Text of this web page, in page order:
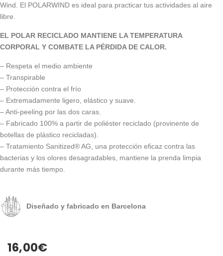
Wind. El POLARWIND es ideal para practicar tus actividades al aire
libre.
EL POLAR RECICLADO MANTIENE LA TEMPERATURA
CORPORAL Y COMBATE LA PÉRDIDA DE CALOR.
– Respeta el medio ambiente
– Transpirable
– Protección contra el frío
– Extremadamente ligero, elástico y suave.
– Anti-peeling por las dos caras.
– Fabricado 100% a partir de poliéster reciclado (provinente de
botellas de plástico recicladas).
– Tratamiento Sanitized® AG, una protección eficaz contra las
bacterias y los olores desagradables, mantiene la prenda limpia
durante más tiempo.
Diseñado y fabricado en Barcelona
16,00€